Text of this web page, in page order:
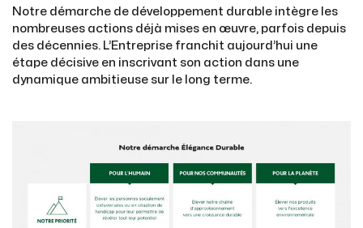
Notre démarche de développement durable intègre les
nombreuses actions déjà mises en œuvre, parfois depuis
des décennies. L’Entreprise franchit aujourd’hui une
étape décisive en inscrivant son action dans une
dynamique ambitieuse sur le long terme.